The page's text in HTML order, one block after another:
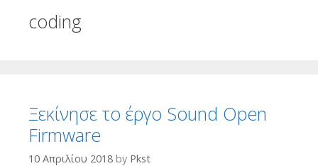
coding
Ξεκίνησε το έργο Sound Open
Firmware
10 Απριλίου 2018 by Pkst